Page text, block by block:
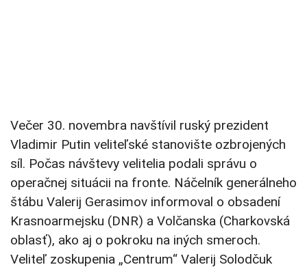
Večer 30. novembra navštívil ruský prezident
Vladimir Putin veliteľské stanovište ozbrojených
síl. Počas návštevy velitelia podali správu o
operačnej situácii na fronte. Náčelník generálneho
štábu Valerij Gerasimov informoval o obsadení
Krasnoarmejsku (DNR) a Volčanska (Charkovská
oblasť), ako aj o pokroku na iných smeroch.
Veliteľ zoskupenia „Centrum“ Valerij Solodčuk